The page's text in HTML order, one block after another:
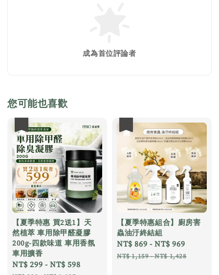
成為首位評論者
您可能也喜歡
【夏季特惠 買2送1】天
然植萃 車用除甲醛凝膠
200g-四款味道 車用香氛
車用擴香
Sale
NT$ 299 -NT$ 598
【夏季特惠組合】廚房害
蟲油汙終結組
Sale
price
NT$ 869 -NT$ 969
NT$ 1,159-NT$ 1,428